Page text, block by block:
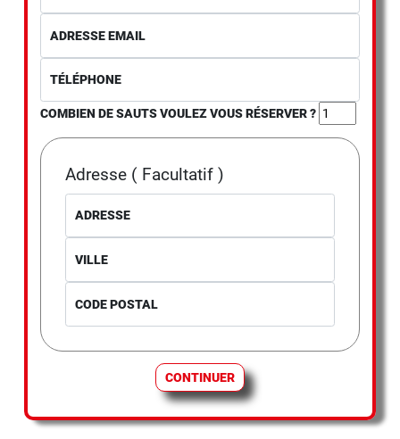
ADRESSE EMAIL
TÉLÉPHONE
COMBIEN DE SAUTS VOULEZ VOUS RÉSERVER ?
Adresse ( Facultatif )
ADRESSE
VILLE
CODE POSTAL